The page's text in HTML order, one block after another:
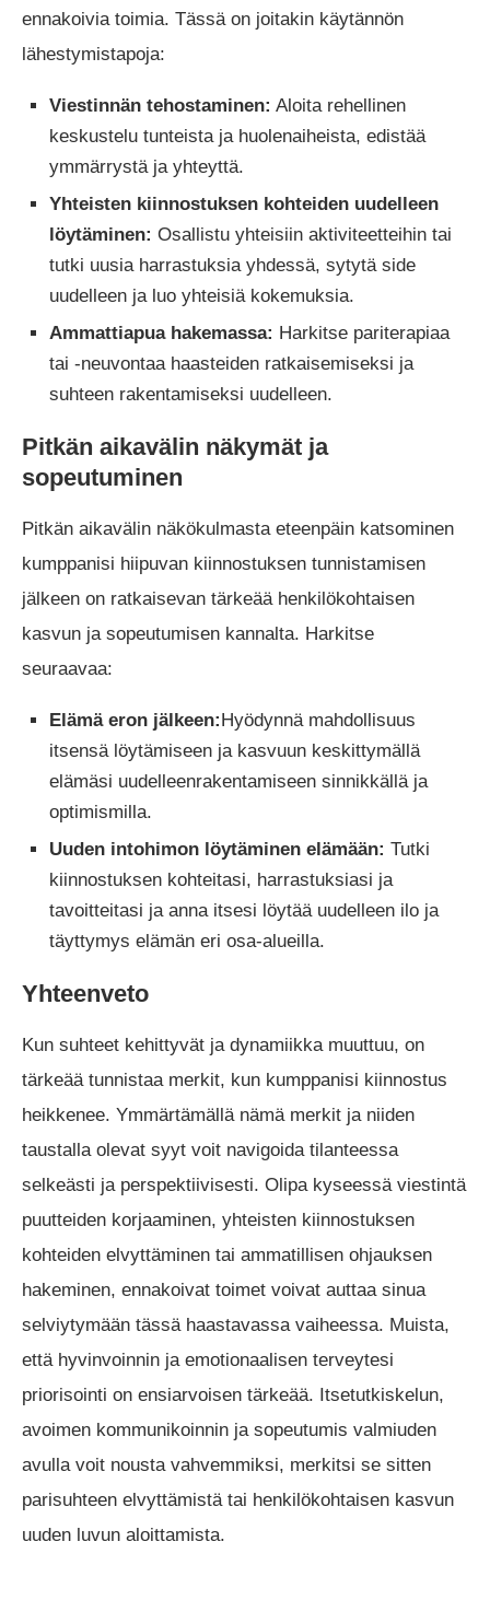
ennakoivia toimia. Tässä on joitakin käytännön
lähestymistapoja:
Viestinnän tehostaminen: Aloita rehellinen
keskustelu tunteista ja huolenaiheista, edistää
ymmärrystä ja yhteyttä.
Yhteisten kiinnostuksen kohteiden uudelleen
löytäminen: Osallistu yhteisiin aktiviteetteihin tai
tutki uusia harrastuksia yhdessä, sytytä side
uudelleen ja luo yhteisiä kokemuksia.
Ammattiapua hakemassa: Harkitse pariterapiaa
tai -neuvontaa haasteiden ratkaisemiseksi ja
suhteen rakentamiseksi uudelleen.
Pitkän aikavälin näkymät ja
sopeutuminen
Pitkän aikavälin näkökulmasta eteenpäin katsominen
kumppanisi hiipuvan kiinnostuksen tunnistamisen
jälkeen on ratkaisevan tärkeää henkilökohtaisen
kasvun ja sopeutumisen kannalta. Harkitse
seuraavaa:
Elämä eron jälkeen:Hyödynnä mahdollisuus
itsensä löytämiseen ja kasvuun keskittymällä
elämäsi uudelleenrakentamiseen sinnikkällä ja
optimismilla.
Uuden intohimon löytäminen elämään: Tutki
kiinnostuksen kohteitasi, harrastuksiasi ja
tavoitteitasi ja anna itsesi löytää uudelleen ilo ja
täyttymys elämän eri osa-alueilla.
Yhteenveto
Kun suhteet kehittyvät ja dynamiikka muuttuu, on
tärkeää tunnistaa merkit, kun kumppanisi kiinnostus
heikkenee. Ymmärtämällä nämä merkit ja niiden
taustalla olevat syyt voit navigoida tilanteessa
selkeästi ja perspektiivisesti. Olipa kyseessä viestintä
puutteiden korjaaminen, yhteisten kiinnostuksen
kohteiden elvyttäminen tai ammatillisen ohjauksen
hakeminen, ennakoivat toimet voivat auttaa sinua
selviytymään tässä haastavassa vaiheessa. Muista,
että hyvinvoinnin ja emotionaalisen terveytesi
priorisointi on ensiarvoisen tärkeää. Itsetutkiskelun,
avoimen kommunikoinnin ja sopeutumis valmiuden
avulla voit nousta vahvemmiksi, merkitsi se sitten
parisuhteen elvyttämistä tai henkilökohtaisen kasvun
uuden luvun aloittamista.